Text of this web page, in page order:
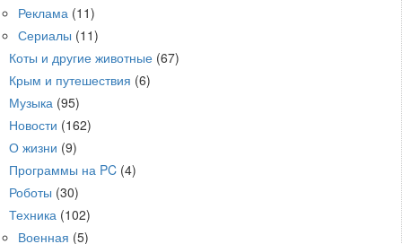
Реклама (11)
Сериалы (11)
Коты и другие животные (67)
Крым и путешествия (6)
Музыка (95)
Новости (162)
О жизни (9)
Программы на PC (4)
Роботы (30)
Техника (102)
Военная (5)